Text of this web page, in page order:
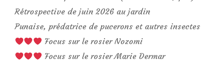
Rétrospective de juin 2026 au jardin
Punaise, prédatrice de pucerons et autres insectes
Focus sur le rosier Nozomi
Focus sur le rosier Marie Dermar